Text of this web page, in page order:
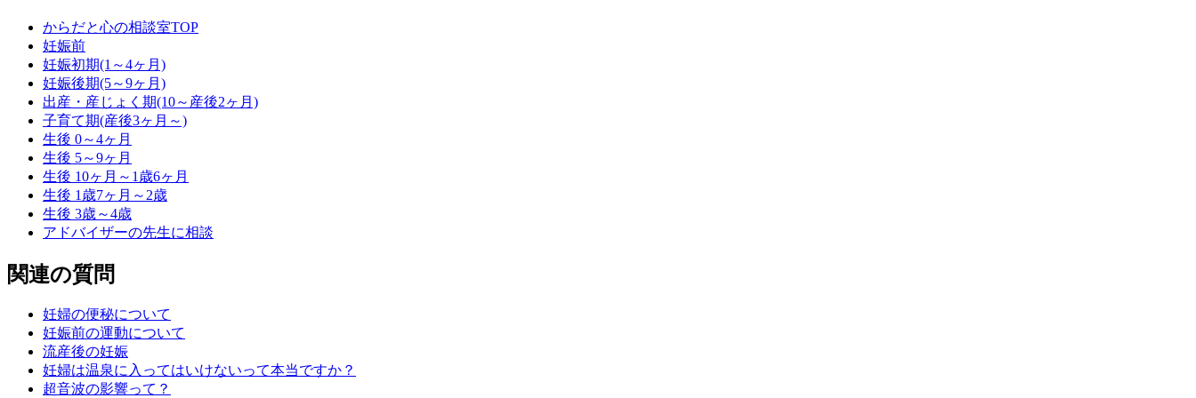
からだと心の相談室TOP
妊娠前
妊娠初期(1～4ヶ月)
妊娠後期(5～9ヶ月)
出産・産じょく期(10～産後2ヶ月)
子育て期(産後3ヶ月～)
生後 0～4ヶ月
生後 5～9ヶ月
生後 10ヶ月～1歳6ヶ月
生後 1歳7ヶ月～2歳
生後 3歳～4歳
アドバイザーの先生に相談
関連の質問
妊婦の便秘について
妊娠前の運動について
流産後の妊娠
妊婦は温泉に入ってはいけないって本当ですか？
超音波の影響って？